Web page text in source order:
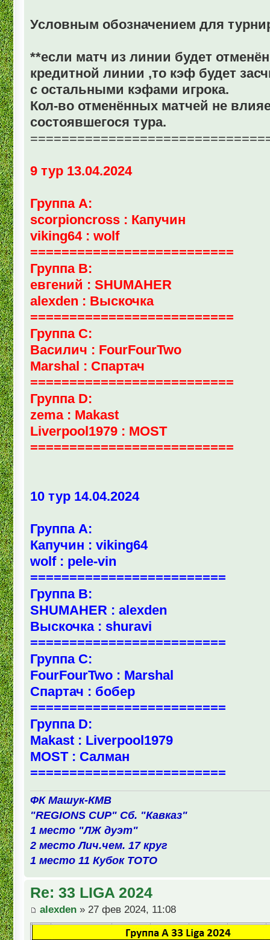
Условным обозначением для
**если матч из линии будет
кредитной линии ,то кэф будет
с остальными кэфами игрока.
Кол-во отменённых матчей не
состоявшегося тура.
9 тур 13.04.2024
Группа А:
scorpioncross : Капучин
viking64 : wolf
==========================
Группа В:
евгений : SHUMAHER
alexden : Выскочка
==========================
Группа С:
Василич : FourFourTwo
Marshal : Спартач
==========================
Группа D:
zema : Makast
Liverpool1979 : MOST
==========================
10 тур 14.04.2024
Группа А:
Капучин : viking64
wolf : pele-vin
=========================
Группа В:
SHUMAHER : alexden
Выскочка : shuravi
=========================
Группа С:
FourFourTwo : Marshal
Спартач : бобер
=========================
Группа D:
Makast : Liverpool1979
MOST : Салман
=========================
ФК Машук-КМВ
"REGIONS CUP" Сб. "Кавказ"
1 место "ЛЖ дуэт"
2 место Лич.чем. 17 круг
1 место 11 Кубок ТОТО
Re: 33 LIGA 2024
alexden » 27 фев 2024, 11:08